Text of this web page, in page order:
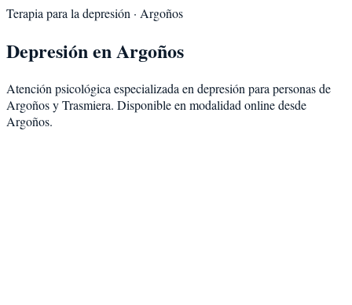
Terapia para la depresión · Argoños
DepresiónenArgoños
Atención psicológica especializada en depresión para personas de
ArgoñosyTrasmiera. Disponible en modalidad online desde
Argoños.